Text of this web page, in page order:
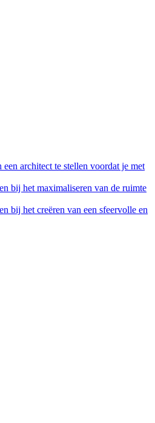
architect te stellen voordat je met
bij het maximaliseren van de ruimte
bij het creëren van een sfeervolle en